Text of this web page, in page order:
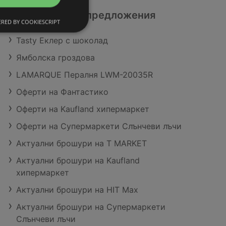
Разгледай още предложения
Tasty Еклер с шоколад
Ямболска гроздова
LAMARQUE Пералня LWM-20035R
Оферти на Фантастико
Оферти на Kaufland хипермаркет
Оферти на Супермаркети Слънчеви лъчи
Актуални брошури на T MARKET
Актуални брошури на Kaufland
хипермаркет
Актуални брошури на HIT Max
Актуални брошури на Супермаркети
Слънчеви лъчи
BY COOKIESCRIPT